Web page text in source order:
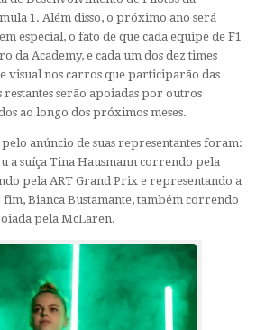
1. Além disso, o próximo ano será
especial, o fato de que cada equipe de F1
da Academy, e cada um dos dez times
visual nos carros que participarão das
serão apoiadas por outros
ao longo dos próximos meses.
anúncio de suas representantes foram:
a suíça Tina Hausmann correndo pela
pela ART Grand Prix e representando a
Bianca Bustamante, também correndo
pela McLaren.